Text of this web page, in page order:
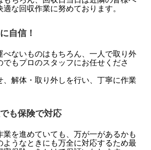
な回収作業に努めております。
自信！
べないものはもちろん、一人で取り外
でもプロのスタッフにお任せくださ
、解体・取り外しを行い、丁寧に作業
も保険で対応
業を進めていても、万が一があるかも
ようなときにも万全に対応するため最